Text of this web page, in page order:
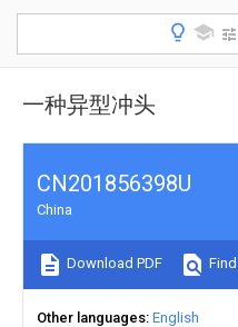
一种异型冲头
CN201856398U
China
Download PDF
Other languages English